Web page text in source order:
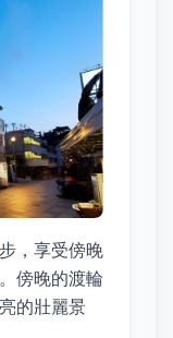
，享受傍晚
傍晚的渡輪
的壯麗景